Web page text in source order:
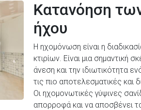
Κατανόηση
ήχου
Η ηχομόνωση είναι η
κτιρίων. Είναι μια σημαντική
άνεση και την ιδιωτικότητα
τις πιο αποτελεσματικές και
Οι ηχομονωτικές γύψινες
απορροφά και να αποσβένει